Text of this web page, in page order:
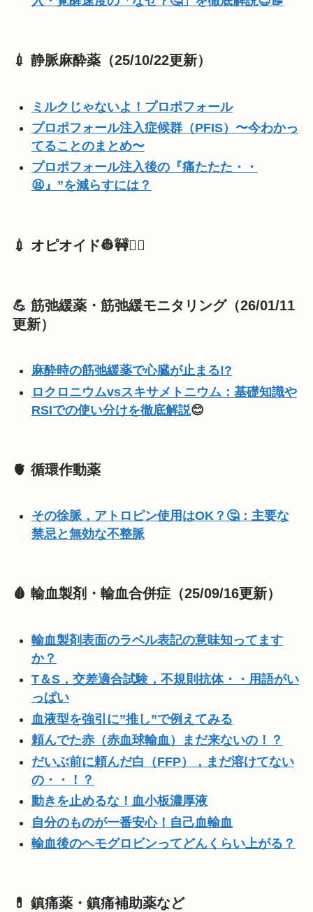
💉 静脈麻酔薬（25/10/22更新）
ミルクじゃないよ！プロポフォール
プロポフォール注入症候群（PFIS）〜今わかっ
てることのまとめ〜
プロポフォール注入後の『痛たたた・・
😫』”を減らすには？
💉 オピオイド👷🚧👷‍♀️
💪 筋弛緩薬・筋弛緩モニタリング（26/01/11
更新）
麻酔時の筋弛緩薬で心臓が止まる!?
ロクロニウムvsスキサメトニウム：基礎知識や
RSIでの使い分けを徹底解説😊
🫀 循環作動薬
その徐脈，アトロピン使用はOK？🤔：主要な
禁忌と無効な不整脈
🩸 輸血製剤・輸血合併症（25/09/16更新）
輸血製剤表面のラベル表記の意味知ってます
か？
T＆S，交差適合試験，不規則抗体・・用語がい
っぱい
血液型を強引に”推し”で例えてみる
頼んでた赤（赤血球輸血）まだ来ないの！？
だいぶ前に頼んだ白（FFP），まだ溶けてない
の・・！？
動きを止めるな！血小板濃厚液
自分のものが一番安心！自己血輸血
輸血後のヘモグロビンってどんくらい上がる？
💊 鎮痛薬・鎮痛補助薬など